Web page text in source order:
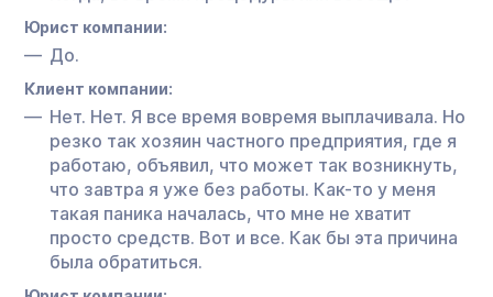
Юрист компании:
До.
Клиент компании:
Нет. Нет. Я все время вовремя выплачивала. Но
резко так хозяин частного предприятия, где я
работаю, объявил, что может так возникнуть,
что завтра я уже без работы. Как-то у меня
такая паника началась, что мне не хватит
просто средств. Вот и все. Как бы эта причина
была обратиться.